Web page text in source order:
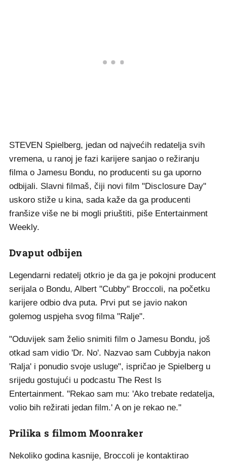
STEVEN Spielberg, jedan od najvećih redatelja svih
vremena, u ranoj je fazi karijere sanjao o režiranju
filma o Jamesu Bondu, no producenti su ga uporno
odbijali. Slavni filmaš, čiji novi film "Disclosure Day"
uskoro stiže u kina, sada kaže da ga producenti
franšize više ne bi mogli priuštiti, piše Entertainment
Weekly.
Dvaput odbijen
Legendarni redatelj otkrio je da ga je pokojni producent
serijala o Bondu, Albert "Cubby" Broccoli, na početku
karijere odbio dva puta. Prvi put se javio nakon
golemog uspjeha svog filma "Ralje".
"Oduvijek sam želio snimiti film o Jamesu Bondu, još
otkad sam vidio 'Dr. No'. Nazvao sam Cubbyja nakon
'Ralja' i ponudio svoje usluge", ispričao je Spielberg u
srijedu gostujući u podcastu The Rest Is
Entertainment. "Rekao sam mu: 'Ako trebate redatelja,
volio bih režirati jedan film.' A on je rekao ne."
Prilika s filmom Moonraker
Nekoliko godina kasnije, Broccoli je kontaktirao